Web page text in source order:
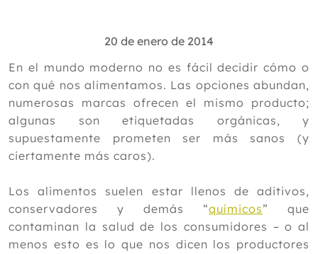
2025
2024
2023
2022
2021
2019
2018
2017
20 de enero de 2014
En el mundo moderno no es fácil decidir cómo o
con qué nos alimentamos. Las opciones abundan,
numerosas marcas ofrecen el mismo producto;
algunas son etiquetadas orgánicas, y
supuestamente prometen ser más sanos (y
ciertamente más caros).
Los alimentos suelen estar llenos de aditivos,
conservadores y demás “químicos” que
contaminan la salud de los consumidores – o al
menos esto es lo que nos dicen los productores